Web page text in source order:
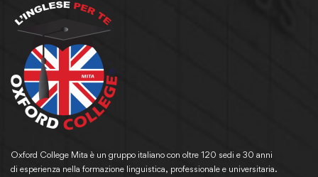
Oxford College Mita è un gruppo italiano con oltre 120 sedi e 30 anni
di esperienza nella formazione linguistica, professionale e universitaria.